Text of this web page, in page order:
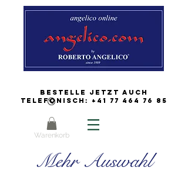
Bestelle jetzt auch
Telefonisch: +41 77 464 76 85
Warenkorb
Mehr Auswahl